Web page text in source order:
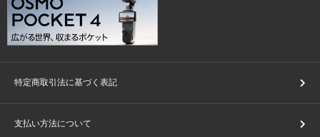
特定商取引法に基づく表記
支払い方法について